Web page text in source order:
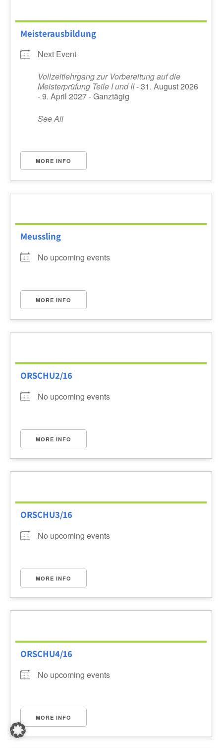
Meisterausbildung
Next Event
Vollzeitlehrgang zur Vorbereitung auf die
Meisterprüfung Teile I und II- 31. August 2026
- 9. April 2027 - Ganztägig
See All
MORE INFO
Meussling
No upcoming events
MORE INFO
ORSCHU2/16
No upcoming events
MORE INFO
ORSCHU3/16
No upcoming events
MORE INFO
ORSCHU4/16
No upcoming events
MORE INFO